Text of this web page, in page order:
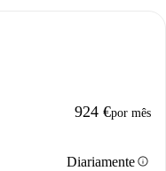
924 €por mês
Diariamenteinfo